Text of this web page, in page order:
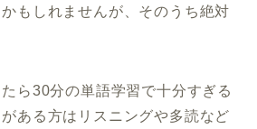
もしれませんが、そのうち絶対
ら30分の単語学習で十分すぎる
ある方はリスニングや多読など